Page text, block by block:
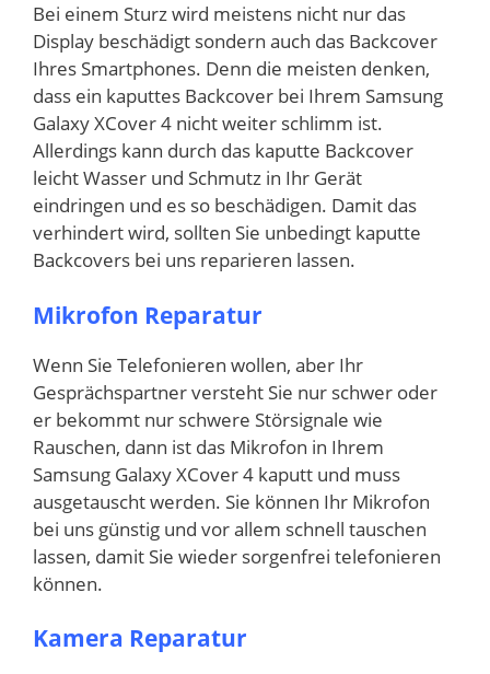
Bei einem Sturz wird meistens nicht nur das
Display beschädigt sondern auch das Backcover
Ihres Smartphones. Denn die meisten denken,
dass ein kaputtes Backcover bei Ihrem Samsung
Galaxy XCover 4 nicht weiter schlimm ist.
Allerdings kann durch das kaputte Backcover
leicht Wasser und Schmutz in Ihr Gerät
eindringen und es so beschädigen. Damit das
verhindert wird, sollten Sie unbedingt kaputte
Backcovers bei uns reparieren lassen.
Mikrofon Reparatur
Wenn Sie Telefonieren wollen, aber Ihr
Gesprächspartner versteht Sie nur schwer oder
er bekommt nur schwere Störsignale wie
Rauschen, dann ist das Mikrofon in Ihrem
Samsung Galaxy XCover 4 kaputt und muss
ausgetauscht werden. Sie können Ihr Mikrofon
bei uns günstig und vor allem schnell tauschen
lassen, damit Sie wieder sorgenfrei telefonieren
können.
Kamera Reparatur